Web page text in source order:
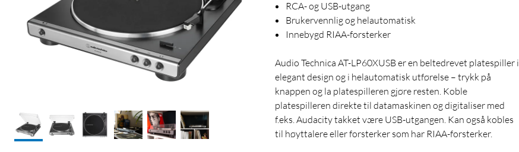
RCA- og USB-utgang
Brukervennlig og helautomatisk
Innebygd RIAA-forsterker
Audio Technica AT-LP60XUSB er en beltedrevet platespiller i
elegant design og i helautomatisk utførelse – trykk på
knappen og la platespilleren gjøre resten. Koble
platespilleren direkte til datamaskinen og digitaliser med
f.eks. Audacity takket være USB-utgangen. Kan også kobles
til høyttalere eller forsterker som har RIAA-forsterker.